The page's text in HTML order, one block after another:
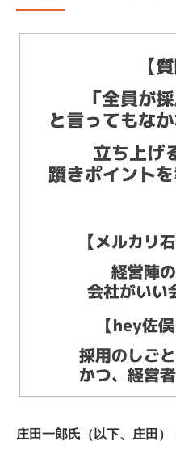
庄田一郎氏（以下、庄田）